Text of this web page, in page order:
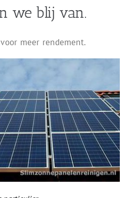
we blij van.
meer rendement.